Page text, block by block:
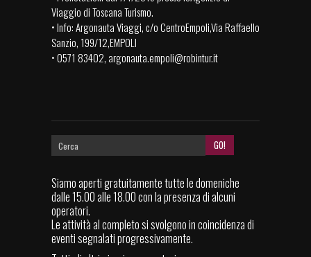
Viaggio di Toscana Turismo.
• Info: Argonauta Viaggi, c/o CentroEmpoli,Via Raffaello
Sanzio, 199/12,EMPOLI
• 0571 83402, argonauta.empoli@robintur.it
Siamo aperti gratuitamente tutte le domeniche
dalle 15.00 alle 18.00 con la presenza di alcuni
operatori.
Le attività al completo si svolgono in coincidenza di
eventi segnalati progressivamente.